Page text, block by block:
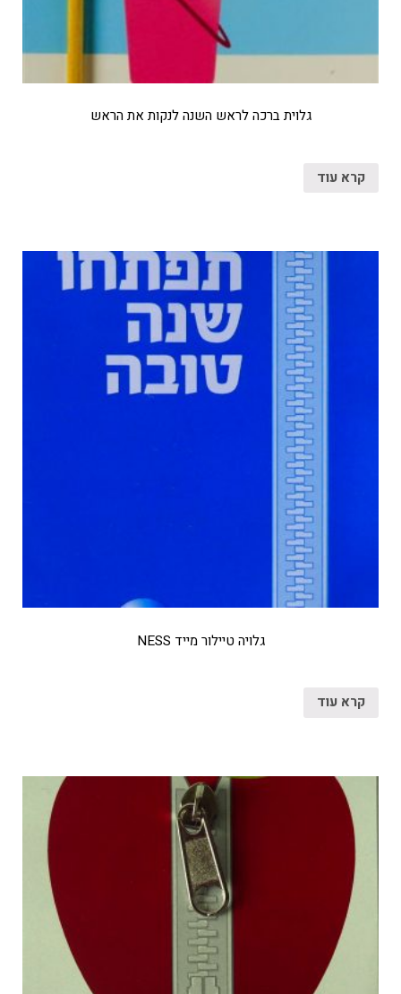
גלוית ברכה לראש השנה לנקות את הראש
קרא עוד
גלויה טיילור מייד NESS
קרא עוד